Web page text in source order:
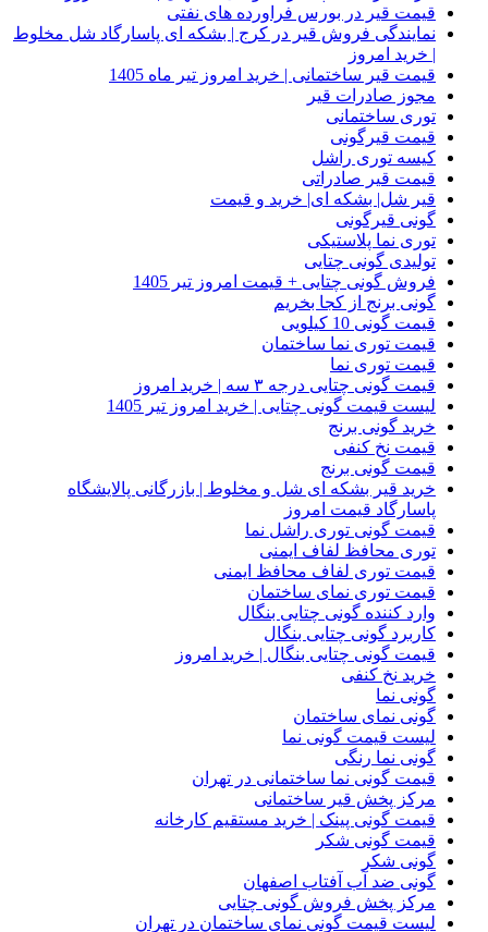
قیمت قیر در بورس فراورده های نفتی
نمایندگی فروش قیر در کرج | بشکه ای پاسارگاد شل مخلوط
| خرید امروز
قیمت قیر ساختمانی | خرید امروز تیر ماه 1405
مجوز صادرات قیر
توری ساختمانی
قیمت قیرگونی
کیسه توری راشل
قیمت قیر صادراتی
قیر شل| بشکه ای| خرید و قیمت
گونی قیرگونی
توری نما پلاستیکی
تولیدی گونی چتایی
فروش گونی چتایی + قیمت امروز تیر 1405
گونی برنج از کجا بخریم
قیمت گونی 10 کیلویی
قیمت توری نما ساختمان
قیمت توری نما
قیمت گونی چتایی درجه ۳ سه | خرید امروز
لیست قیمت گونی چتایی | خرید امروز تیر 1405
خرید گونی برنج
قیمت نخ کنفی
قیمت گونی برنج
خرید قیر بشکه ای شل و مخلوط | بازرگانی پالایشگاه
پاسارگاد قیمت امروز
قیمت گونی توری راشل نما
توری محافظ لفاف ایمنی
قیمت توری لفاف محافظ ایمنی
قیمت توری نمای ساختمان
وارد کننده گونی چتایی بنگال
کاربرد گونی چتایی بنگال
قیمت گونی چتایی بنگال | خرید امروز
خرید نخ کنفی
گونی نما
گونی نمای ساختمان
لیست قیمت گونی نما
گونی نما رنگی
قیمت گونی نما ساختمانی در تهران
مرکز پخش قیر ساختمانی
قیمت گونی پینک | خرید مستقیم کارخانه
قیمت گونی شکر
گونی شکر
گونی ضد آب آفتاب اصفهان
مرکز پخش فروش گونی چتایی
لیست قیمت گونی نمای ساختمان در تهران